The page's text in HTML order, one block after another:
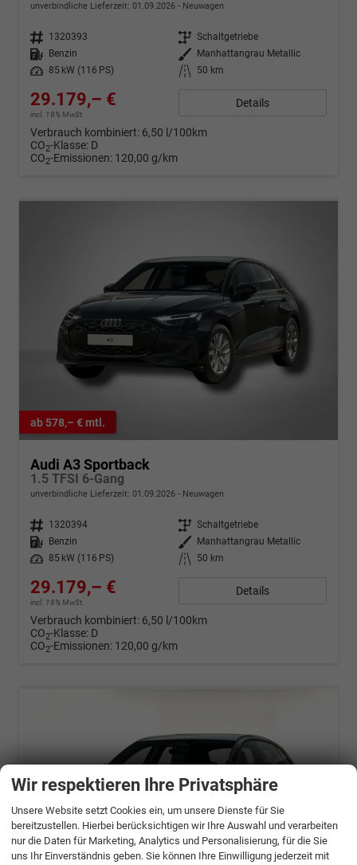
unverbindliche Lieferzeit: 01.09.2026 Neuwagen
Fahrzeugnr. 1320393 Getriebe Schaltgetriebe
Kraftstoff
Benzin Außenfarbe
Manhattangrau Metallic
Leistung
85 kW (116 PS) Kilometerstand 50 km
29.179,– €
incl. 19% MwSt.
Details
Verbrauch kombiniert: 6,50 l/100km
CO2-Klasse: D
CO2-Emissionen: 120,00 g/km
ab 578,– € mtl.
Audi A3 Sportback
1.5 TFSI 6-Gang
unverbindliche Lieferzeit: 01.09.2026 Neuwagen
Fahrzeugnr. 1320394 Getriebe Schaltgetriebe
Kraftstoff
Benzin Außenfarbe
Manhattangrau Metallic
Leistung
85 kW (116 PS) Kilometerstand 50 km
29.179,– €
incl. 19% MwSt.
Details
Verbrauch kombiniert: 6,50 l/100km
CO2-Klasse: D
CO2-Emissionen: 120,00 g/km
Wir respektieren Ihre Privatsphäre
Unsere Website setzt Cookies ein, um unsere Dienste für Sie
bereitzustellen. Hierbei berücksichtigen wir Ihre Auswahl und verarbeiten
nur die Daten für Marketing, Analytics und Personalisierung, für die Sie
uns Ihr Einverständnis geben. Sie können Ihre Einwilligung jederzeit mit